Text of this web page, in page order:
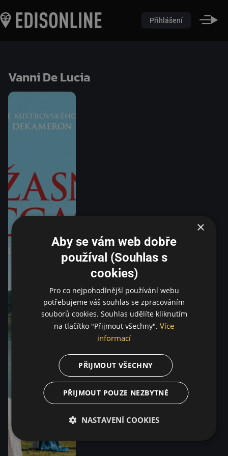
Přihlášení
Vanni De Lucia
×
Aby se vám web dobře
používal (Souhlas s
cookies)
Pro co nejpohodlnější používání webu
potřebujeme váš souhlas se zpracováním
souborů cookies. Souhlas udělíte kliknutím
na tlačítko "Přijmout všechny". Více
informací
PŘIJMOUT VŠECHNY
PŘIJMOUT POUZE NEZBYTNÉ
NASTAVENÍ COOKIES